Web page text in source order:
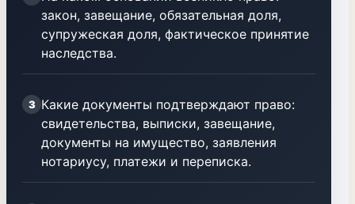
закон, завещание, обязательная доля,
супружеская доля, фактическое принятие
наследства.
3 Какие документы подтверждают право:
свидетельства, выписки, завещание,
документы на имущество, заявления
нотариусу, платежи и переписка.